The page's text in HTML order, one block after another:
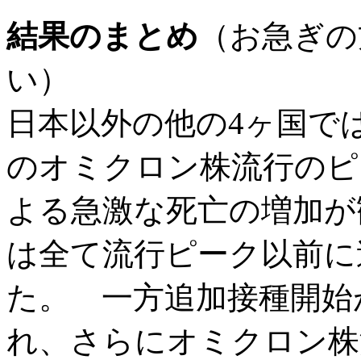
結果のまとめ （お急ぎ
い）
日本以外の他の4ヶ国で
のオミクロン株流行の
よる急激な死亡の増加
は全て流行ピーク以前に
た。 一方追加接種開始
れ、さらにオミクロン